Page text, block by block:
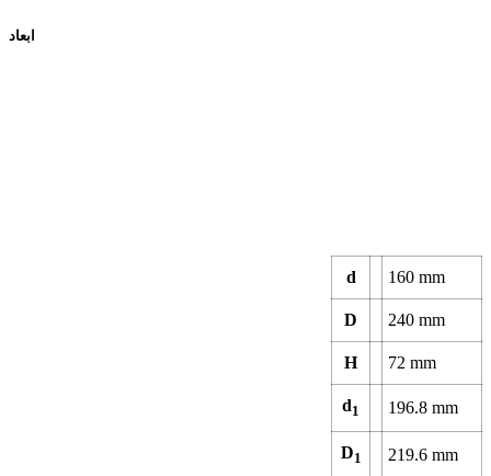
ابعاد
d 160 mm
D 240 mm
H 72 mm
d1 196.8 mm
D1 219.6 mm